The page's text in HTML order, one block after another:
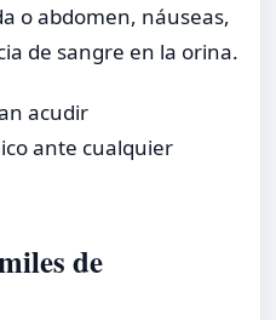
o abdomen, náuseas,
de sangre en la orina.
acudir
ante cualquier
de